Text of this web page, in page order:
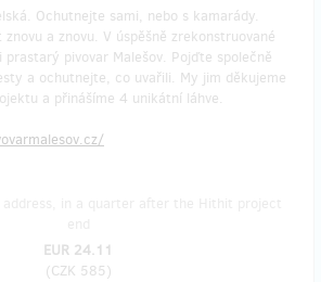
Ochutnejte sami, nebo s kamarády.
a znovu. V úspěšně zrekonstruované
pivovar Malešov. Pojďte společně
a ochutnejte, co uvařili. My jim děkujeme
a přinášíme 4 unikátní láhve.
EUR 24.11
(CZK 585)